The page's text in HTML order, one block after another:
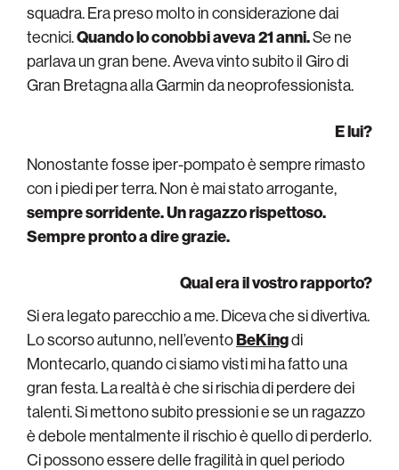
squadra. Era preso molto in considerazione dai
tecnici.Quando lo conobbi aveva 21 anni.Se ne
parlava un gran bene. Aveva vinto subito il Giro di
Gran Bretagna alla Garmin da neoprofessionista.
E lui?
Nonostante fosse iper-pompato è sempre rimasto
con i piedi per terra. Non è mai stato arrogante,
sempre sorridente. Un ragazzo rispettoso.
Sempre pronto a dire grazie.
Qual era il vostro rapporto?
Si era legato parecchio a me. Diceva che si divertiva.
Lo scorso autunno, nell’eventoBeKingdi
Montecarlo, quando ci siamo visti mi ha fatto una
gran festa. La realtà è che si rischia di perdere dei
talenti. Si mettono subito pressioni e se un ragazzo
è debole mentalmente il rischio è quello di perderlo.
Ci possono essere delle fragilità in quel periodo